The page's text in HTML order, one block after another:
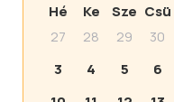
Hé
Ke Sze Csü
27
28 29 30
3
4 5 6